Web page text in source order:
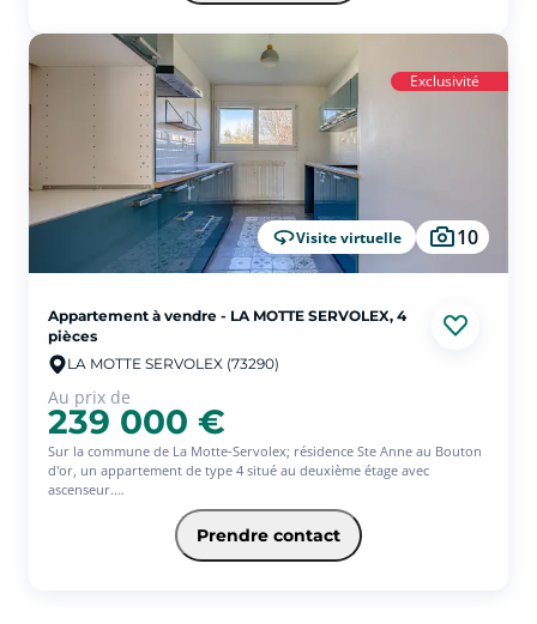
Exclusivité
Visite virtuelle 10
Appartement à vendre - LA MOTTE SERVOLEX, 4
pièces
LA MOTTE SERVOLEX (73290)
Au prix de
239 000 €
Sur la commune de La Motte-Servolex; résidence Ste Anne au Bouton
d'or, un appartement de type 4 situé au deuxième étage avec
ascenseur.
Celui-ci fait 73 m² comprenant hall, cuisine équipée, cellier, séjour
accès balcon, trois chambres, salle de douches, WC. En annexe une
Facilité de stationnement, idéalement situé à proximité de toutes
Prendre contact